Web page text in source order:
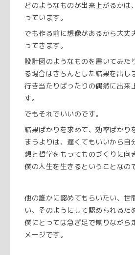
どのようなものが出来上がるかは
っています。
でも作る前に想像があるから大丈
ってきます。
設計図のようなものを書いてみた
る場合はきちんとした結果を出し
行き当たりばったりの偶然に出来
す。
でもそれでいいのです。
結果ばかりを求めて、効率ばかり
まうよりは、遅くてもいいから自
想と哲学をもってものづくりに向
僕の人生を生きるということなの
他の誰かに認めてもらいたい、世
い、そのようにして認められるた
僕にとっては急ぎ足で焦りながら
メージです。